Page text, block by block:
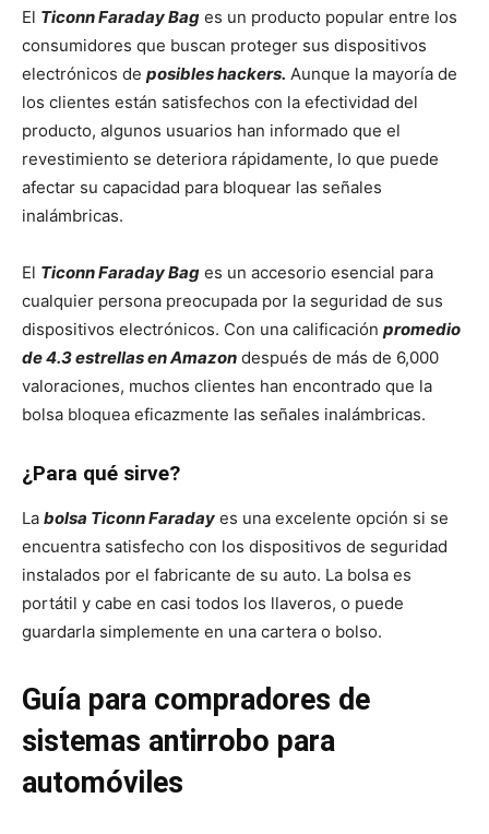
El Ticonn Faraday Bag es un producto popular entre los
consumidores que buscan proteger sus dispositivos
electrónicos de posibles hackers. Aunque la mayoría de
los clientes están satisfechos con la efectividad del
producto, algunos usuarios han informado que el
revestimiento se deteriora rápidamente, lo que puede
afectar su capacidad para bloquear las señales
inalámbricas.
El Ticonn Faraday Bag es un accesorio esencial para
cualquier persona preocupada por la seguridad de sus
dispositivos electrónicos. Con una calificación promedio
de 4.3 estrellas en Amazon después de más de 6,000
valoraciones, muchos clientes han encontrado que la
bolsa bloquea eficazmente las señales inalámbricas.
¿Para qué sirve?
La bolsa Ticonn Faraday es una excelente opción si se
encuentra satisfecho con los dispositivos de seguridad
instalados por el fabricante de su auto. La bolsa es
portátil y cabe en casi todos los llaveros, o puede
guardarla simplemente en una cartera o bolso.
Guía para compradores de
sistemas antirrobo para
automóviles